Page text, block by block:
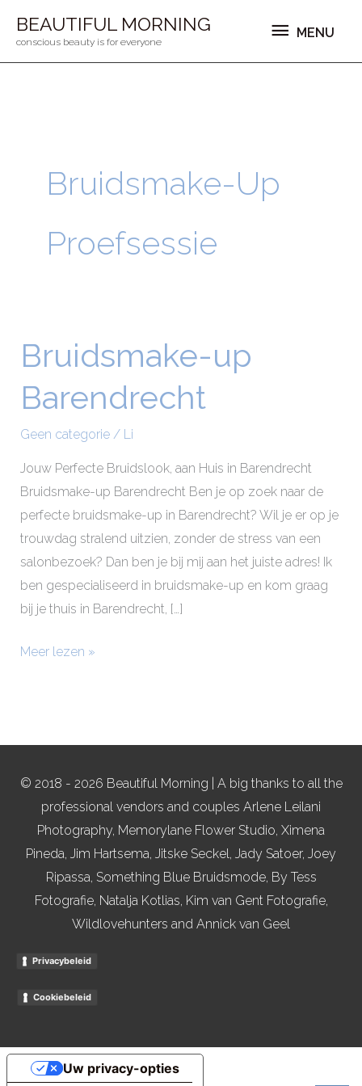
naarBEAUTIFUL MORNING
conscious beauty is for everyone
MENU
MENU
Bruidsmake-Up
Proefsessie
Bruidsmake-up
Barendrecht
Geen categorie/ Li
Jouw Perfecte Bruidslook, aan Huis in Barendrecht
Bruidsmake-up Barendrecht Ben je op zoek naar de
perfecte bruidsmake-up in Barendrecht? Wil je er op je
trouwdag stralend uitzien, zonder de stress van een
salonbezoek? Dan ben je bij mij aan het juiste adres! Ik
ben gespecialiseerd in bruidsmake-up en kom graag
bij je thuis in Barendrecht, […]
Bruidsmake-
up
Barendrecht
Meer lezen »
© 2018 - 2026 Beautiful Morning | A big thanks to all the
professional vendors and couples Arlene Leilani
Photography, Memorylane Flower Studio, Ximena
Pineda, Jim Hartsema, Jitske Seckel, Jady Satoer, Joey
Ripassa, Something Blue Bruidsmode, By Tess
Fotografie, Natalja Kotlias, Kim van Gent Fotografie,
Wildlovehunters and Annick van Geel
Privacybeleid
Cookiebeleid
Uw privacy-opties